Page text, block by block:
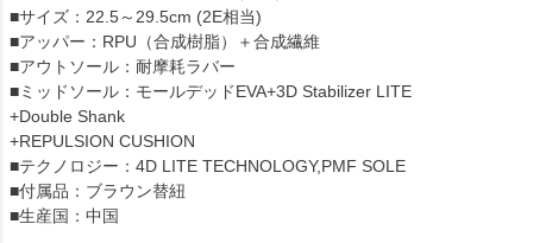
■サイズ：22.5～29.5cm (2E相当)
■アッパー：RPU（合成樹脂）＋合成繊維
■アウトソール：耐摩耗ラバー
■ミッドソール：モールデッドEVA+3D Stabilizer LITE
+Double Shank
+REPULSION CUSHION
■テクノロジー：4D LITE TECHNOLOGY,PMF SOLE
■付属品：ブラウン替紐
■生産国：中国